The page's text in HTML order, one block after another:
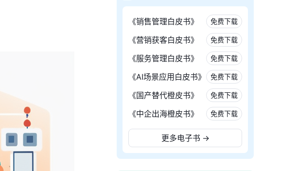
《销售管理白皮书》 免费下载
《营销获客白皮书》 免费下载
《服务管理白皮书》 免费下载
《AI场景应用白皮书》 免费下载
《国产替代橙皮书》 免费下载
《中企出海橙皮书》 免费下载
更多电子书 →